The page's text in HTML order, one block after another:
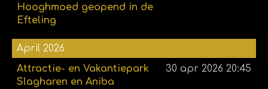
Hooghmoed geopend in de
Efteling
April 2026
Attractie- en Vakantiepark
Slagharen en Aniba
30 apr 2026 20:45